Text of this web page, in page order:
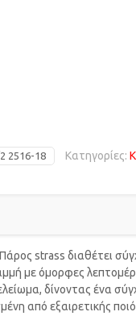
2516-18 Κατηγορίες:
strass διαθέτει
με όμορφες
δίνοντας ένα
από εξαιρετικής